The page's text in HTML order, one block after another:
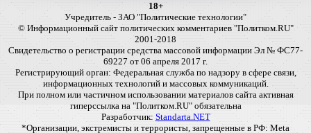
18+
Учредитель - ЗАО "Политические технологии"
© Информационный сайт политических комментариев "Политком.RU"
2001-2018
Свидетельство о регистрации средства массовой информации Эл № ФС77-
69227 от 06 апреля 2017 г.
Регистрирующий орган: Федеральная служба по надзору в сфере связи,
информационных технологий и массовых коммуникаций.
При полном или частичном использовании материалов сайта активная
гиперссылка на "Политком.RU" обязательна
Разработчик: Standarta.NET
*Организации, экстремисты и террористы, запрещенные в РФ: Meta